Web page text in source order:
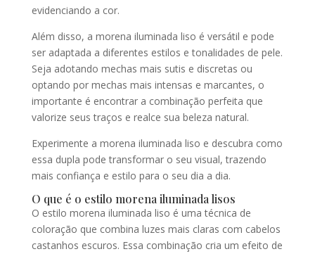
evidenciando a cor.
Além disso, a morena iluminada liso é versátil e pode
ser adaptada a diferentes estilos e tonalidades de pele.
Seja adotando mechas mais sutis e discretas ou
optando por mechas mais intensas e marcantes, o
importante é encontrar a combinação perfeita que
valorize seus traços e realce sua beleza natural.
Experimente a morena iluminada liso e descubra como
essa dupla pode transformar o seu visual, trazendo
mais confiança e estilo para o seu dia a dia.
O que é o estilo morena iluminada lisos
O estilo morena iluminada liso é uma técnica de
coloração que combina luzes mais claras com cabelos
castanhos escuros. Essa combinação cria um efeito de